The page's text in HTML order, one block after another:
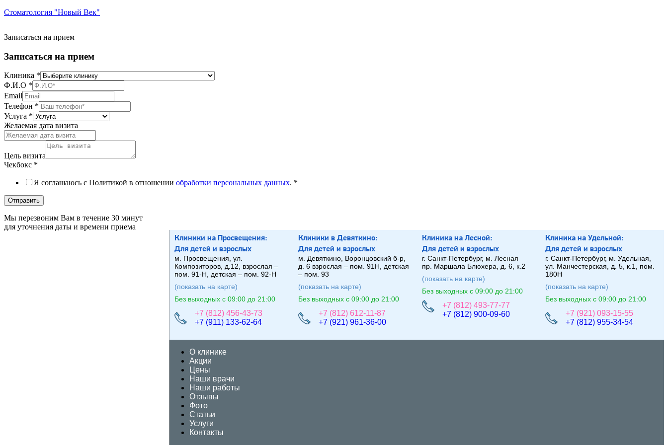
Стоматология "Новый Век"
Записаться на прием
Записаться на прием
Клиника *
Ф.И.О *
Email
Телефон *
Услуга *
Желаемая дата визита
Цель визита
Чекбокс *
Я соглашаюсь с Политикой в отношении обработки персональных данных. *
Отправить
Мы перезвоним Вам в течение 30 минут
для уточнения даты и времени приема
Клиники на Просвещения:
Для детей и взрослых
м. Просвещения, ул.
Композиторов, д.12, взрослая –
пом. 91-Н, детская – пом. 92-Н
(показать на карте)
Без выходных с 09:00 до 21:00
+7 (812) 456-43-73
+7 (911) 133-62-64
Клиники в Девяткино:
Для детей и взрослых
м. Девяткино, Воронцовский б-р,
д. 6 взрослая – пом. 91Н, детская
– пом. 93
(показать на карте)
Без выходных с 09:00 до 21:00
+7 (812) 612-11-87
+7 (921) 961-36-00
Клиника на Лесной:
Для детей и взрослых
г. Санкт-Петербург, м. Лесная
пр. Маршала Блюхера, д. 6, к.2
(показать на карте)
Без выходных с 09:00 до 21:00
+7 (812) 493-77-77
+7 (812) 900-09-60
Клиника на Удельной:
Длядетей и взрослых
г. Санкт-Петербург, м. Удельная,
ул. Манчестерская, д. 5, к.1, пом.
180Н
(показать на карте)
Без выходных с 09:00 до 21:00
+7 (921) 093-15-55
+7 (812) 955-34-54
О клинике
Акции
Цены
Наши врачи
Наши работы
Отзывы
Фото
Статьи
Услуги
Контакты